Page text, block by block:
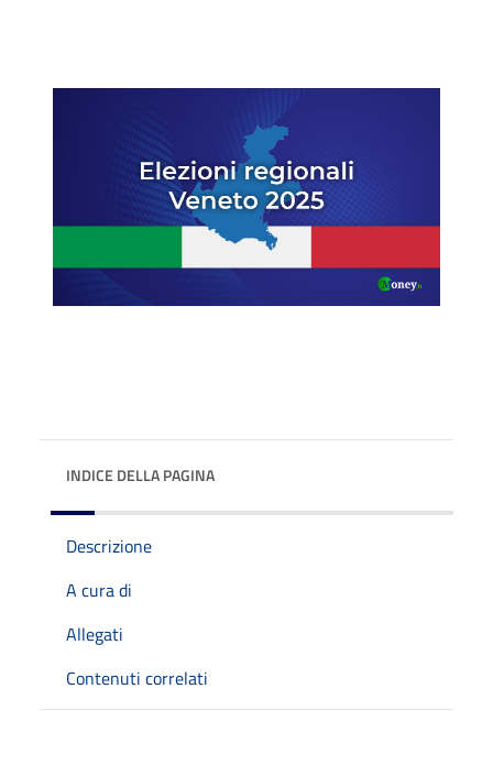
INDICE DELLA PAGINA
Descrizione
A cura di
Allegati
Contenuti correlati